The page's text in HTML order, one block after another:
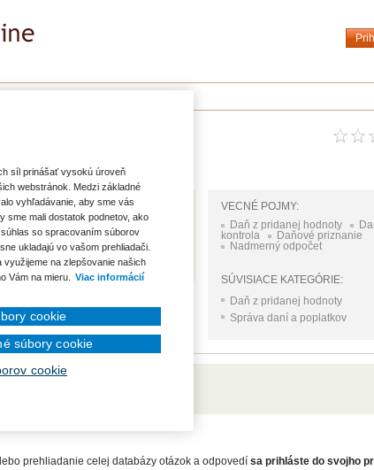
daňovom priznaní
VECNÉ POJMY:
Daň z pridanej hodnoty
kontrola
Daňové priznanie
Nadmerný odpočet
SÚVISIACE KATEGÓRIE:
Daň z pridanej hodnoty
Správa daní a poplatkov
obdobie roku 2007 u
V máji 2010 platiteľ
v celkovej sume po prepočte na
prehliadanie celej databázy otázok a odpovedí sa prihláste do svojho
síl prinášať vysokú úroveň
webstránok. Medzi základné
vyhľadávanie, aby sme vás
sme mali dostatok podnetov, ako
so spracovaním súborov
ukladajú vo vašom prehliadači.
využijeme na zlepšovanie našich
Vám na mieru.
Viac informácií
cookie
súbory cookie
cookie